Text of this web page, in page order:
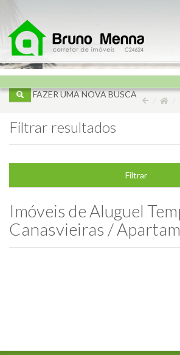
FAZER UMA NOVA BUSCA
Filtrar resultados
Filtrar
Imóveis deAluguel
Canasvieiras /